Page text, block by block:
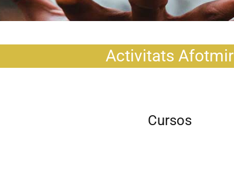
Activitats Afotmir
Cursos